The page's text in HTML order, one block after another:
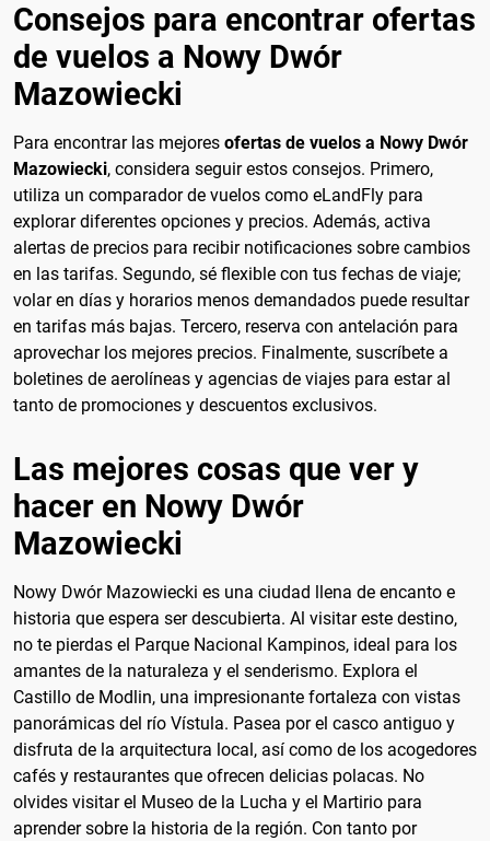
Consejos para encontrar ofertas
de vuelos a Nowy Dwór
Mazowiecki
Para encontrar las mejores ofertas de vuelos a Nowy Dwór
Mazowiecki, considera seguir estos consejos. Primero,
utiliza un comparador de vuelos como eLandFly para
explorar diferentes opciones y precios. Además, activa
alertas de precios para recibir notificaciones sobre cambios
en las tarifas. Segundo, sé flexible con tus fechas de viaje;
volar en días y horarios menos demandados puede resultar
en tarifas más bajas. Tercero, reserva con antelación para
aprovechar los mejores precios. Finalmente, suscríbete a
boletines de aerolíneas y agencias de viajes para estar al
tanto de promociones y descuentos exclusivos.
Las mejores cosas que ver y
hacer en Nowy Dwór
Mazowiecki
Nowy Dwór Mazowiecki es una ciudad llena de encanto e
historia que espera ser descubierta. Al visitar este destino,
no te pierdas el Parque Nacional Kampinos, ideal para los
amantes de la naturaleza y el senderismo. Explora el
Castillo de Modlin, una impresionante fortaleza con vistas
panorámicas del río Vístula. Pasea por el casco antiguo y
disfruta de la arquitectura local, así como de los acogedores
cafés y restaurantes que ofrecen delicias polacas. No
olvides visitar el Museo de la Lucha y el Martirio para
aprender sobre la historia de la región. Con tanto por